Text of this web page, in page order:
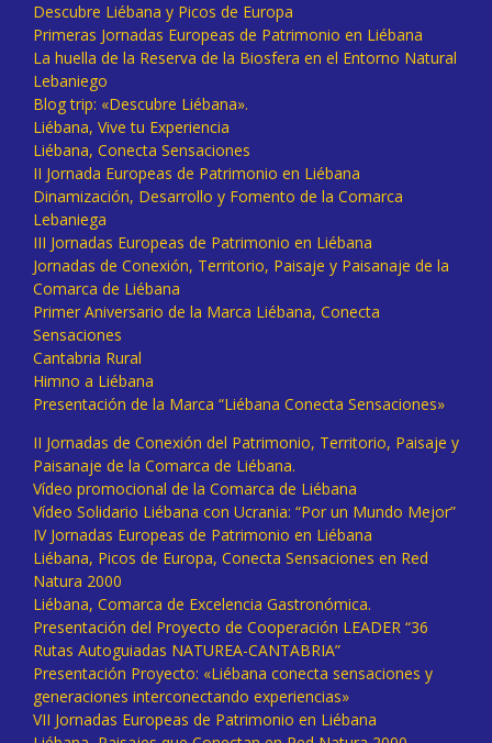
Descubre Liébana y Picos de Europa
Primeras Jornadas Europeas de Patrimonio en Liébana
La huella de la Reserva de la Biosfera en el Entorno Natural
Lebaniego
Blog trip: «Descubre Liébana».
Liébana, Vive tu Experiencia
Liébana, Conecta Sensaciones
II Jornada Europeas de Patrimonio en Liébana
Dinamización, Desarrollo y Fomento de la Comarca
Lebaniega
III Jornadas Europeas de Patrimonio en Liébana
Jornadas de Conexión, Territorio, Paisaje y Paisanaje de la
Comarca de Liébana
Primer Aniversario de la Marca Liébana, Conecta
Sensaciones
Cantabria Rural
Himno a Liébana
Presentación de la Marca “Liébana Conecta Sensaciones»
II Jornadas de Conexión del Patrimonio, Territorio, Paisaje y
Paisanaje de la Comarca de Liébana.
Vídeo promocional de la Comarca de Liébana
Vídeo Solidario Liébana con Ucrania: “Por un Mundo Mejor”
IV Jornadas Europeas de Patrimonio en Liébana
Liébana, Picos de Europa, Conecta Sensaciones en Red
Natura 2000
Liébana, Comarca de Excelencia Gastronómica.
Presentación del Proyecto de Cooperación LEADER “36
Rutas Autoguiadas NATUREA-CANTABRIA”
Presentación Proyecto: «Liébana conecta sensaciones y
generaciones interconectando experiencias»
VII Jornadas Europeas de Patrimonio en Liébana